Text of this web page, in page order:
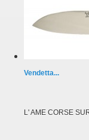
Vendetta...
L' AME CORSE